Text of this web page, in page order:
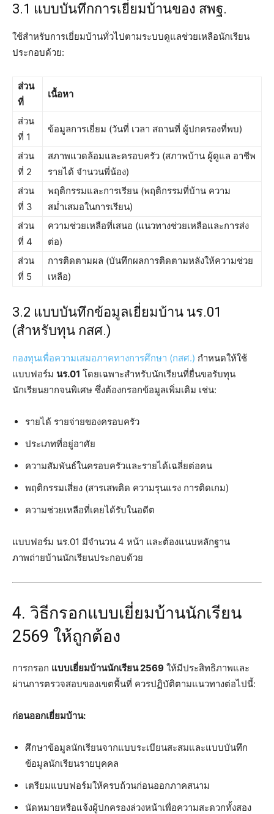
3.1 แบบบันทึกการเยี่ยมบ้านของ สพฐ.
ใช้สำหรับการเยี่ยมบ้านทั่วไปตามระบบดูแลช่วยเหลือนักเรียน
ประกอบด้วย:
ส่วน
ที่
เนื้อหา
ส่วน
ที่ 1
ข้อมูลการเยี่ยม (วันที่ เวลา สถานที่ ผู้ปกครองที่พบ)
ส่วน
ที่ 2
สภาพแวดล้อมและครอบครัว (สภาพบ้าน ผู้ดูแล อาชีพ
รายได้ จำนวนพี่น้อง)
ส่วน
ที่ 3
พฤติกรรมและการเรียน (พฤติกรรมที่บ้าน ความ
สม่ำเสมอในการเรียน)
ส่วน
ที่ 4
ความช่วยเหลือที่เสนอ (แนวทางช่วยเหลือและการส่ง
ต่อ)
ส่วน
ที่ 5
การติดตามผล (บันทึกผลการติดตามหลังให้ความช่วย
เหลือ)
3.2 แบบบันทึกข้อมูลเยี่ยมบ้าน นร.01
(สำหรับทุน กสศ.)
กองทุนเพื่อความเสมอภาคทางการศึกษา (กสศ.) กำหนดให้ใช้
แบบฟอร์ม นร.01 โดยเฉพาะสำหรับนักเรียนที่ยื่นขอรับทุน
นักเรียนยากจนพิเศษ ซึ่งต้องกรอกข้อมูลเพิ่มเติม เช่น:
รายได้ รายจ่ายของครอบครัว
ประเภทที่อยู่อาศัย
ความสัมพันธ์ในครอบครัวและรายได้เฉลี่ยต่อคน
พฤติกรรมเสี่ยง (สารเสพติด ความรุนแรง การติดเกม)
ความช่วยเหลือที่เคยได้รับในอดีต
แบบฟอร์ม นร.01 มีจำนวน 4 หน้า และต้องแนบหลักฐาน
ภาพถ่ายบ้านนักเรียนประกอบด้วย
4. วิธีกรอกแบบเยี่ยมบ้านนักเรียน
2569 ให้ถูกต้อง
การกรอก แบบเยี่ยมบ้านนักเรียน 2569 ให้มีประสิทธิภาพและ
ผ่านการตรวจสอบของเขตพื้นที่ ควรปฏิบัติตามแนวทางต่อไปนี้:
ก่อนออกเยี่ยมบ้าน:
ศึกษาข้อมูลนักเรียนจากแบบระเบียนสะสมและแบบบันทึก
ข้อมูลนักเรียนรายบุคคล
เตรียมแบบฟอร์มให้ครบถ้วนก่อนออกภาคสนาม
นัดหมายหรือแจ้งผู้ปกครองล่วงหน้าเพื่อความสะดวกทั้งสอง